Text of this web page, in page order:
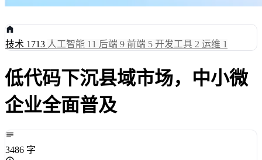
技术 1713 人工智能 11 后端 9 前端 5 开发工具 2 运维 1
低代码下沉县域市场，中小微
企业全面普及
3486 字